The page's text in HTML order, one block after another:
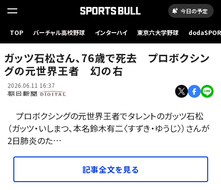
今日の予定
TOP バーチャル高校野球 インターハイ 東京六大学野球
ガッツ石松さん
ガッツ石松さん、76歳で死去 プロボクシン
グの元世界王者 幻の右
2026.06.11 16:37
プロボクシングの元世界王者でタレントのガッツ石松
（ガッツ・いしまつ、本名鈴木有二〈すずき・ゆうじ〉）さんが
2日肺炎のた…
記事全文を見る